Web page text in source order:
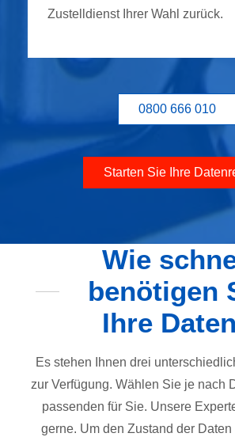
Zustelldienst Ihrer Wahl zurück.
0800 666 010
Starten Sie Ihre
Wie
benötigen
Ihre
Es stehen Ihnen drei
zur Verfügung. Wählen Sie je nach
passenden für Sie. Unsere
gerne. Um den Zustand der